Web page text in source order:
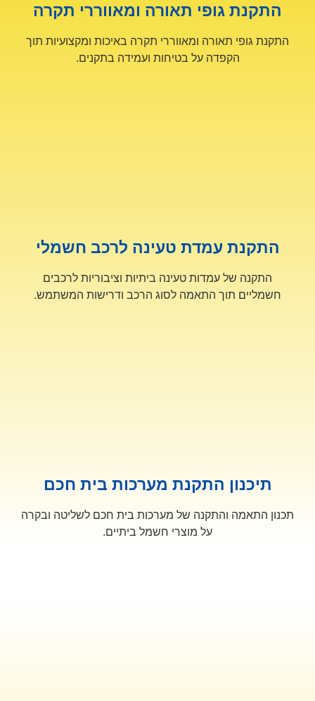
התקנת גופי תאורה ומאווררי תקרה
התקנת גופי תאורה ומאווררי תקרה באיכות ומקצועיות תוך
הקפדה על בטיחות ועמידה בתקנים.
התקנת עמדת טעינה לרכב חשמלי
התקנה של עמדות טעינה ביתיות וציבוריות לרכבים
חשמליים תוך התאמה לסוג הרכב ודרישות המשתמש.
תיכנון התקנת מערכות בית חכם
תכנון התאמה והתקנה של מערכות בית חכם לשליטה ובקרה
על מוצרי חשמל ביתיים.